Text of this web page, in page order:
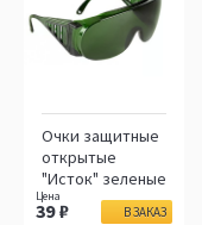
Очки защитные
открытые
"Исток" зеленые
39 В ЗАКАЗ